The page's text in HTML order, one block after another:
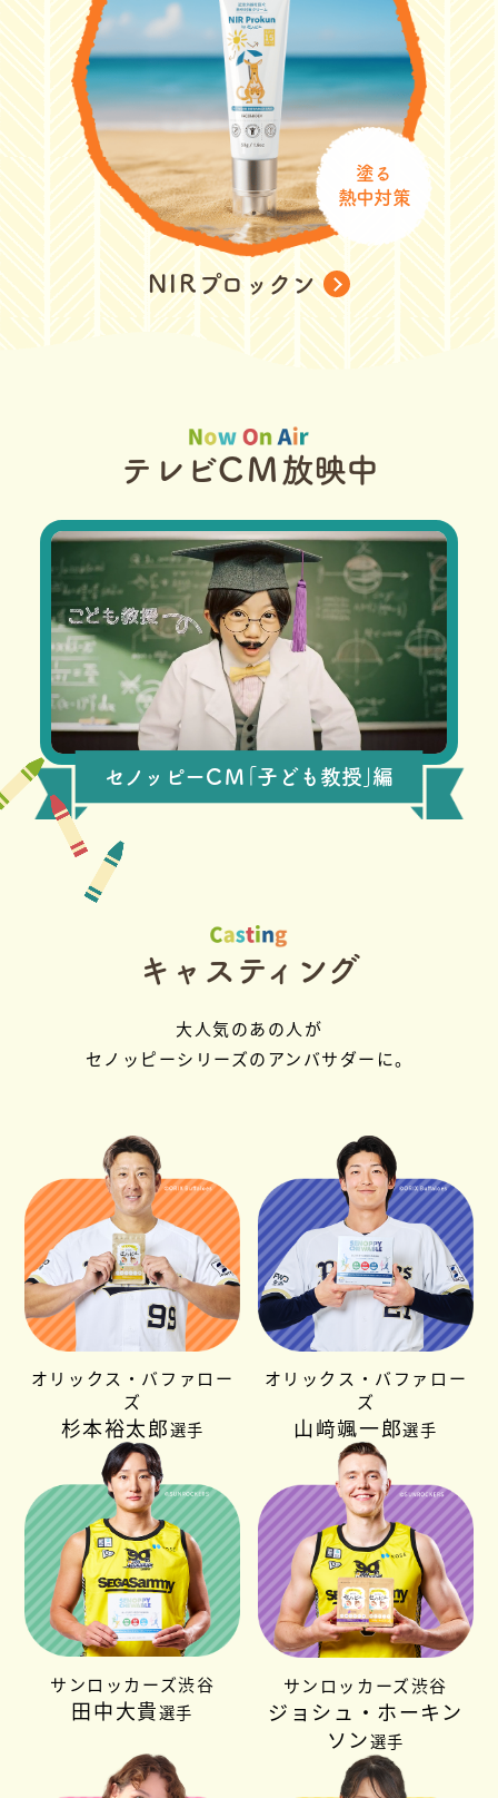
塗る
熱中対策
NIR プロックン
テレビCM 放映中
セノッピーCM ｢子ども教授｣編
キャスティング
大人気のあの人が
セノッピーシリーズのアンバサダーに。
オリックス・バファロー
ズ
杉本裕太郎選手
オリックス・バファロー
ズ
山﨑颯一郎選手
サンロッカーズ渋谷
田中大貴選手
サンロッカーズ渋谷
ジョシュ・ホーキン
ソン選手